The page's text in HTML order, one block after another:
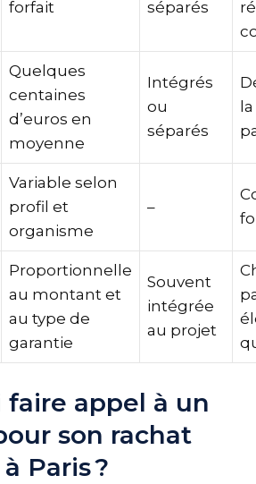
forfait
séparés
Quelques
centaines
d’euros en
moyenne
Intégrés
ou
séparés
Variable selon
profil et
organisme
–
Proportionnelle
au montant et
au type de
garantie
Souvent
intégrée
au projet
faire appel à un
son rachat
Paris ?